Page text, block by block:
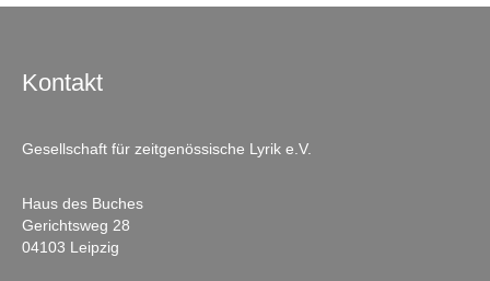
Kontakt
Gesellschaft für zeitgenössische Lyrik e.V.
Haus des Buches
Gerichtsweg 28
04103 Leipzig